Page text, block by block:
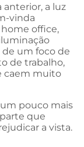
anterior, a luz
vinda
office,
um foco de
de trabalho,
caem muito
pouco mais
que
a vista.